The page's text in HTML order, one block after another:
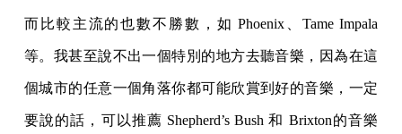
而比較主流的也數不勝數，如 Phoenix、Tame Impala
等。我甚至說不出一個特別的地方去聽音樂，因為在這
個城市的任意一個角落你都可能欣賞到好的音樂，一定
要說的話，可以推薦 Shepherd’s Bush 和 Brixton的音樂